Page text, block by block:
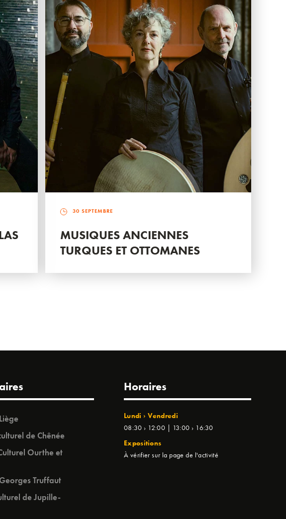
30 SEPTEMBRE
MUSIQUES ANCIENNES
TURQUES ET OTTOMANES
de Chênée
Ourthe et
Truffaut
de Jupille-
Horaires
Lundi › Vendredi
08:30 › 12:00 | 13:00 › 16:30
Expositions
À vérifier sur la page de l'activité